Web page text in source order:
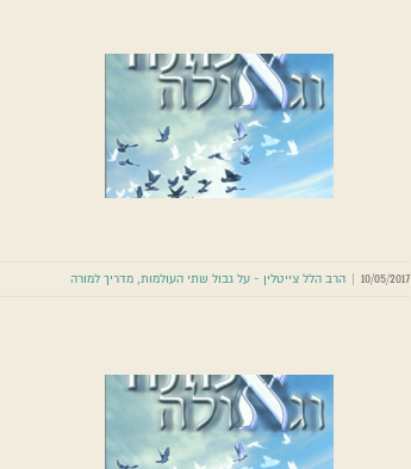
10/05/2017
| הרב הלל צייטלין - על גבול שתי העולמות,מדריך למורה